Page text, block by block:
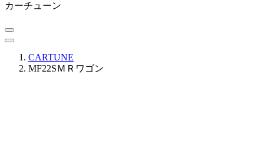
カーチューン
CARTUNE
MF22SＭＲワゴン